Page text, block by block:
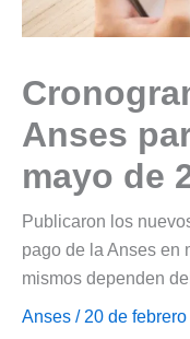
Anses
mayo de
Publicaron los
pago de la Anses en
mismos dependen
Anses / 20 de